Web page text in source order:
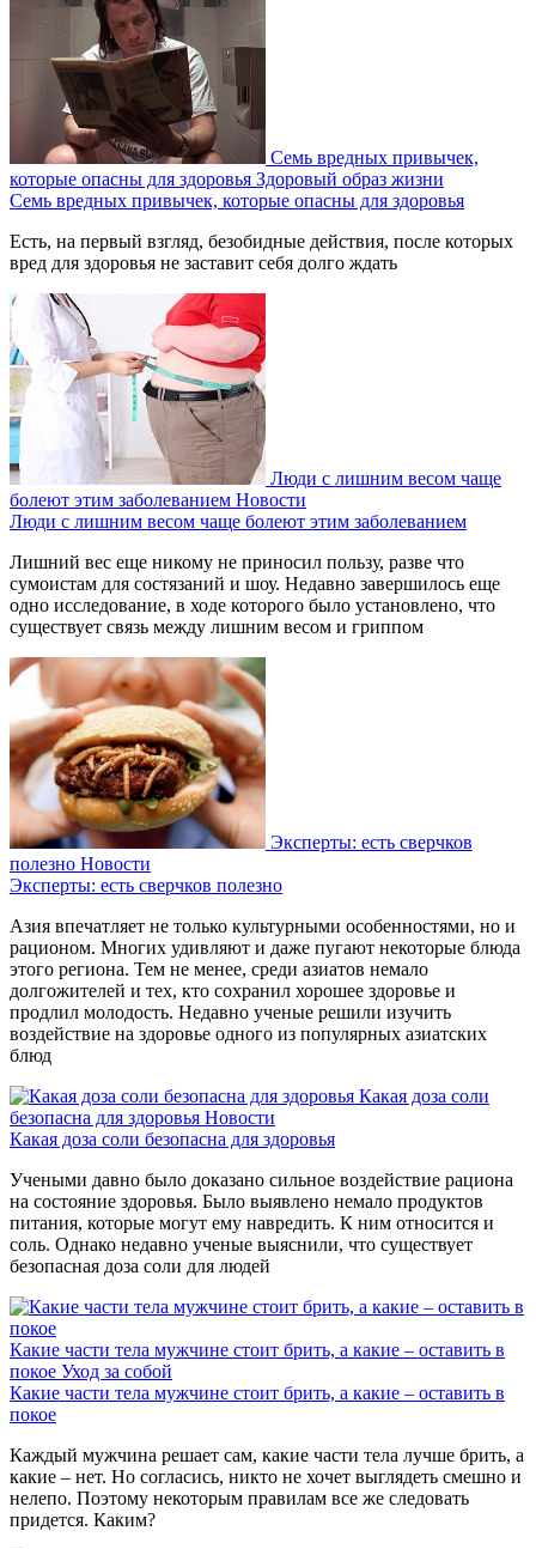
Семь вредных привычек,
которые опасны для здоровья Здоровый образ жизни
Семь вредных привычек, которые опасны для здоровья
Есть, на первый взгляд, безобидные действия, после которых
вред для здоровья не заставит себя долго ждать
Люди с лишним весом чаще
болеют этим заболеванием Новости
Люди с лишним весом чаще болеют этим заболеванием
Лишний вес еще никому не приносил пользу, разве что
сумоистам для состязаний и шоу. Недавно завершилось еще
одно исследование, в ходе которого было установлено, что
существует связь между лишним весом и гриппом
Эксперты: есть сверчков
полезно Новости
Эксперты: есть сверчков полезно
Азия впечатляет не только культурными особенностями, но и
рационом. Многих удивляют и даже пугают некоторые блюда
этого региона. Тем не менее, среди азиатов немало
долгожителей и тех, кто сохранил хорошее здоровье и
продлил молодость. Недавно ученые решили изучить
воздействие на здоровье одного из популярных азиатских
блюд
Какая доза соли
безопасна для здоровья Новости
Какая доза соли безопасна для здоровья
Учеными давно было доказано сильное воздействие рациона
на состояние здоровья. Было выявлено немало продуктов
питания, которые могут ему навредить. К ним относится и
соль. Однако недавно ученые выяснили, что существует
безопасная доза соли для людей
Какие части тела мужчине стоит брить, а какие – оставить в
покое Уход за собой
Какие части тела мужчине стоит брить, а какие – оставить в
покое
Каждый мужчина решает сам, какие части тела лучше брить, а
какие – нет. Но согласись, никто не хочет выглядеть смешно и
нелепо. Поэтому некоторым правилам все же следовать
придется. Каким?